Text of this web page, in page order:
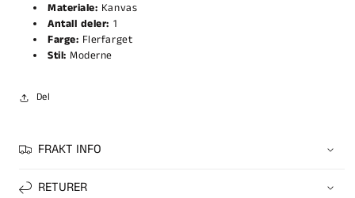
Materiale: Kanvas
Antall deler: 1
Farge: Flerfarget
Stil: Moderne
Del
FRAKT INFO
RETURER